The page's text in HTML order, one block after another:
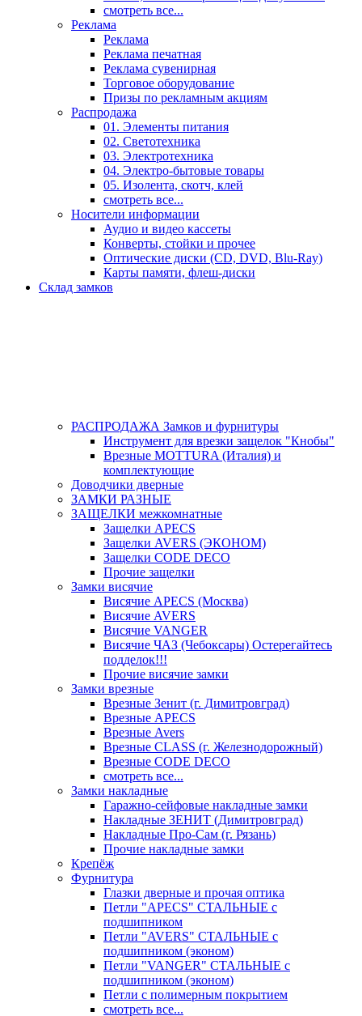
смотреть все...
Реклама
Реклама
Реклама печатная
Реклама сувенирная
Торговое оборудование
Призы по рекламным акциям
Распродажа
01. Элементы питания
02. Светотехника
03. Электротехника
04. Электро-бытовые товары
05. Изолента, скотч, клей
смотреть все...
Носители информации
Аудио и видео кассеты
Конверты, стойки и прочее
Оптические диски (CD, DVD, Blu-Ray)
Карты памяти, флеш-диски
Склад замков
РАСПРОДАЖА Замков и фурнитуры
Инструмент для врезки защелок "Кнобы"
Врезные MOTTURA (Италия) и
комплектующие
Доводчики дверные
ЗАМКИ РАЗНЫЕ
ЗАЩЕЛКИ межкомнатные
Защелки APECS
Защелки AVERS (ЭКОНОМ)
Защелки CODE DECO
Прочие защелки
Замки висячие
Висячие APECS (Москва)
Висячие AVERS
Висячие VANGER
Висячие ЧАЗ (Чебоксары) Остерегайтесь
подделок!!!
Прочие висячие замки
Замки врезные
Врезные Зенит (г. Димитровград)
Врезные APECS
Врезные Avers
Врезные CLASS (г. Железнодорожный)
Врезные CODE DECO
смотреть все...
Замки накладные
Гаражно-сейфовые накладные замки
Накладные ЗЕНИТ (Димитровград)
Накладные Про-Сам (г. Рязань)
Прочие накладные замки
Крепёж
Фурнитура
Глазки дверные и прочая оптика
Петли "APECS" СТАЛЬНЫЕ с
подшипником
Петли "AVERS" СТАЛЬНЫЕ с
подшипником (эконом)
Петли "VANGER" СТАЛЬНЫЕ с
подшипником (эконом)
Петли с полимерным покрытием
смотреть все...